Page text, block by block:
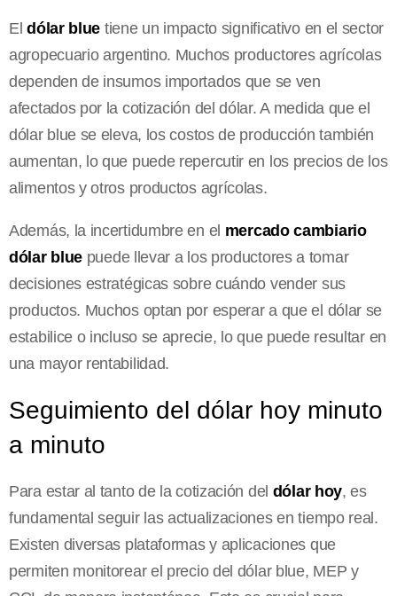
Eldólar blue tiene un impacto significativo en el sector
agropecuario argentino. Muchos productores agrícolas
dependen de insumos importados que se ven
afectados por la cotización del dólar. A medida que el
dólar blue se eleva, los costos de producción también
aumentan, lo que puede repercutir en los precios de los
alimentos y otros productos agrícolas.
Además, la incertidumbre en el mercado cambiario
dólar blue puede llevar a los productores a tomar
decisiones estratégicas sobre cuándo vender sus
productos. Muchos optan por esperar a que el dólar se
estabilice o incluso se aprecie, lo que puede resultar en
una mayor rentabilidad.
Seguimiento del dólar hoy minuto
a minuto
Para estar al tanto de la cotización del dólar hoy, es
fundamental seguir las actualizaciones en tiempo real.
Existen diversas plataformas y aplicaciones que
permiten monitorear el precio del dólar blue, MEP y